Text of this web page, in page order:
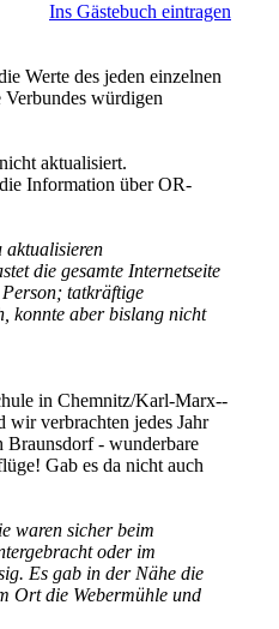
Ins Gästebuch eintragen
Werte des jeden einzelnen
würdigen
aktualisiert.
Information über OR-
aktualisieren
die gesamte Internetseite
tatkräftige
konnte aber bislang nicht
in Chemnitz/­Karl-­Marx-­
wir verbrachten jedes Jahr
Braunsdorf - wunderbare
Gab es da nicht auch
waren sicher beim
oder im
Es gab in der Nähe die
Ort die Webermühle und